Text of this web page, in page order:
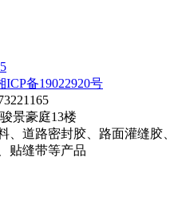
ICP备19022920号
景豪庭13楼
、道路密封胶、路面灌缝胶、
贴缝带等产品